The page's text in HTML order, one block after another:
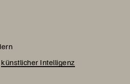
künstlicher Intelligenz